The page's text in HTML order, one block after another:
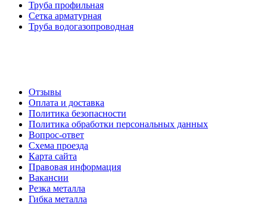
Труба профильная
Cетка арматурная
Труба водогазопроводная
Отзывы
Оплата и доставка
Политика безопасности
Политика обработки персональных данных
Вопрос-ответ
Схема проезда
Карта сайта
Правовая информация
Вакансии
Резка металла
Гибка металла